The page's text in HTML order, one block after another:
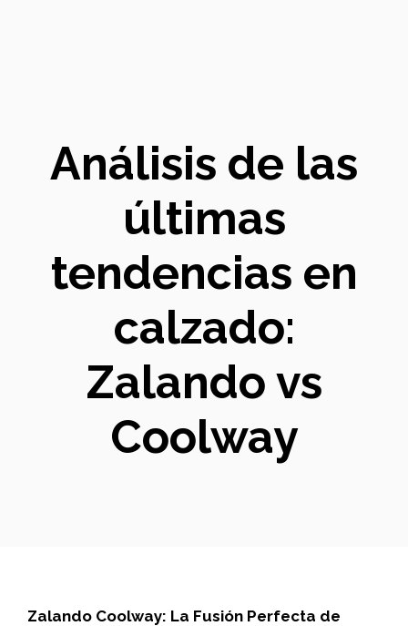
Análisis de las
últimas
tendencias en
calzado:
Zalando vs
Coolway
Zalando Coolway: La Fusión Perfecta de